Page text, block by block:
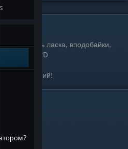
будь ласка, вподобайки,
Дякую :D
вам вдячний!
Forest.